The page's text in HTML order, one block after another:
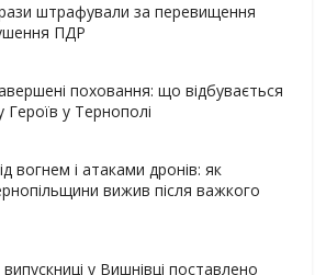
штрафували за перевищення
ПДР
поховання: що відбувається
у Тернополі
вогнем і атаками дронів: як
вижив після важкого
у Вишнівці поставлено